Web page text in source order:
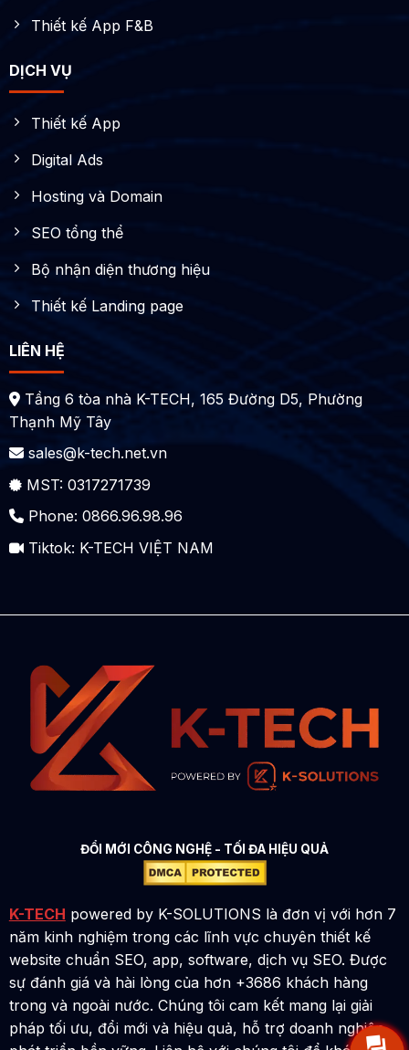
Thiết kế App F&B
DỊCH VỤ
Thiết kế App
Digital Ads
Hosting và Domain
SEO tổng thể
Bộ nhận diện thương hiệu
Thiết kế Landing page
LIÊN HỆ
Tầng 6 tòa nhà K-TECH, 165 Đường D5, Phường
Thạnh Mỹ Tây
sales@k-tech.net.vn
MST: 0317271739
Phone: 0866.96.98.96
Tiktok: K-TECH VIỆT NAM
ĐỔI MỚI CÔNG NGHỆ - TỐI ĐA HIỆU QUẢ
K-TECH powered by K-SOLUTIONS là đơn vị với hơn 7
năm kinh nghiệm trong các lĩnh vực chuyên thiết kế
website chuẩn SEO, app, software, dịch vụ SEO. Được
sự đánh giá và hài lòng của hơn +3686 khách hàng
trong và ngoài nước. Chúng tôi cam kết mang lại giải
pháp tối ưu, đổi mới và hiệu quả, hỗ trợ doanh nghiệp